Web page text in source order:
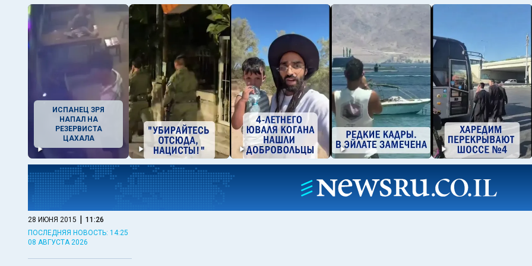
ИСПАНЕЦ ЗРЯ
НАПАЛ НА
РЕЗЕРВИСТА
ЦАХАЛА
28 ИЮНЯ 2015 | 11:26
ПОСЛЕДНЯЯ НОВОСТЬ: 14:25
08 АВГУСТА 2026